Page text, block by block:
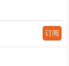
订阅